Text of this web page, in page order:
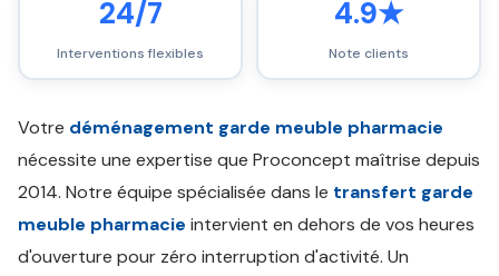
24/7
Interventions flexibles
4.9★
Note clients
Votre déménagement garde meuble pharmacie
nécessite une expertise que Proconcept maîtrise depuis
2014. Notre équipe spécialisée dans le transfert garde
meuble pharmacie intervient en dehors de vos heures
d'ouverture pour zéro interruption d'activité. Un